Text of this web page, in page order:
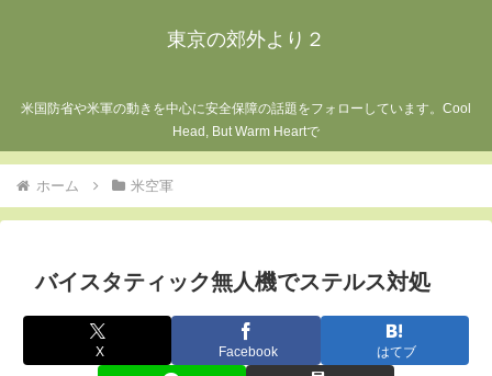
東京の郊外より２
米国防省や米軍の動きを中心に安全保障の話題をフォローしています。Cool
Head, But Warm Heartで
ホーム 米空軍
バイスタティック無人機でステルス対処
X Facebook はてブ